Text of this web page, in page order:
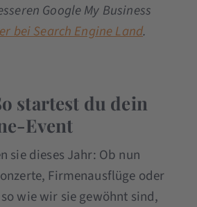
Google My Business
bei Search Engine Land.
startest du dein
Event
sie dieses Jahr: Ob nun
Firmenausflüge oder
so wie wir sie gewöhnt sind,